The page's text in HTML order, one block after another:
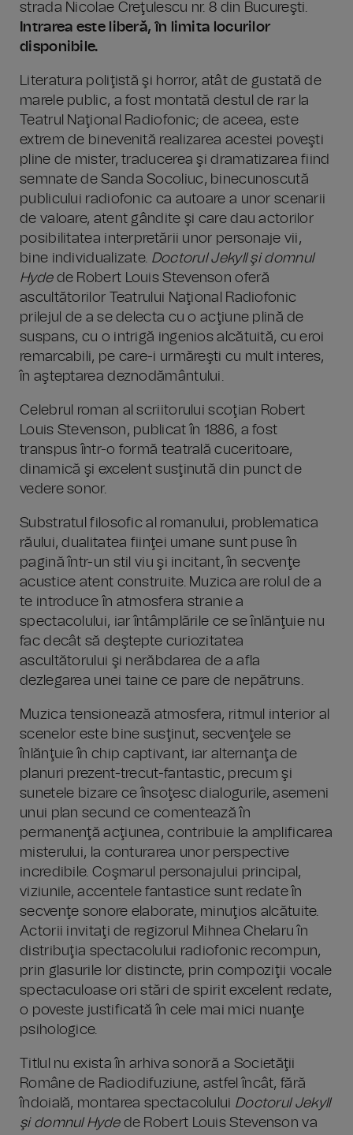
strada Nicolae Creţulescu nr. 8 din Bucureşti.
Intrarea este liberă, în limita locurilor
disponibile.
Literatura poliţistă şi horror, atât de gustată de
marele public, a fost montată destul de rar la
Teatrul Naţional Radiofonic; de aceea, este
extrem de binevenită realizarea acestei poveşti
pline de mister, traducerea şi dramatizarea fiind
semnate de Sanda Socoliuc, binecunoscută
publicului radiofonic ca autoare a unor scenarii
de valoare, atent gândite şi care dau actorilor
posibilitatea interpretării unor personaje vii,
bine individualizate. Doctorul Jekyll şi domnul
Hydede Robert Louis Stevenson oferă
ascultătorilor Teatrului Naţional Radiofonic
prilejul de a se delecta cu o acţiune plină de
suspans, cu o intrigă ingenios alcătuită, cu eroi
remarcabili, pe care-i urmăreşti cu mult interes,
în aşteptarea deznodământului.
Celebrul roman al scriitorului scoţian Robert
Louis Stevenson, publicat în 1886, a fost
transpus într-o formă teatrală cuceritoare,
dinamică şi excelent susţinută din punct de
vedere sonor.
Substratul filosofic al romanului, problematica
răului, dualitatea fiinţei umane sunt puse în
pagină într-un stil viu şi incitant, în secvenţe
acustice atent construite. Muzica are rolul de a
te introduce în atmosfera stranie a
spectacolului, iar întâmplările ce se înlănţuie nu
fac decât să deştepte curiozitatea
ascultătorului şi nerăbdarea de a afla
dezlegarea unei taine ce pare de nepătruns.
Muzica tensionează atmosfera, ritmul interior al
scenelor este bine susţinut, secvenţele se
înlănţuie în chip captivant, iar alternanţa de
planuri prezent-trecut-fantastic, precum şi
sunetele bizare ce însoţesc dialogurile, asemeni
unui plan secund ce comentează în
permanenţă acţiunea, contribuie la amplificarea
misterului, la conturarea unor perspective
incredibile. Coşmarul personajului principal,
viziunile, accentele fantastice sunt redate în
secvenţe sonore elaborate, minuţios alcătuite.
Actorii invitaţi de regizorul Mihnea Chelaru în
distribuţia spectacolului radiofonic recompun,
prin glasurile lor distincte, prin compoziţii vocale
spectaculoase ori stări de spirit excelent redate,
o poveste justificată în cele mai mici nuanţe
psihologice.
Titlul nu exista în arhiva sonoră a Societăţii
Române de Radiodifuziune, astfel încât, fără
îndoială, montarea spectacolului Doctorul Jekyll
şi domnul Hydede Robert Louis Stevenson va